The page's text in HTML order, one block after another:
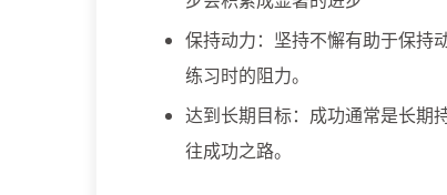
保持动力：坚持不懈有助于保持
练习时的阻力。
达到长期目标：成功通常是长期
往成功之路。